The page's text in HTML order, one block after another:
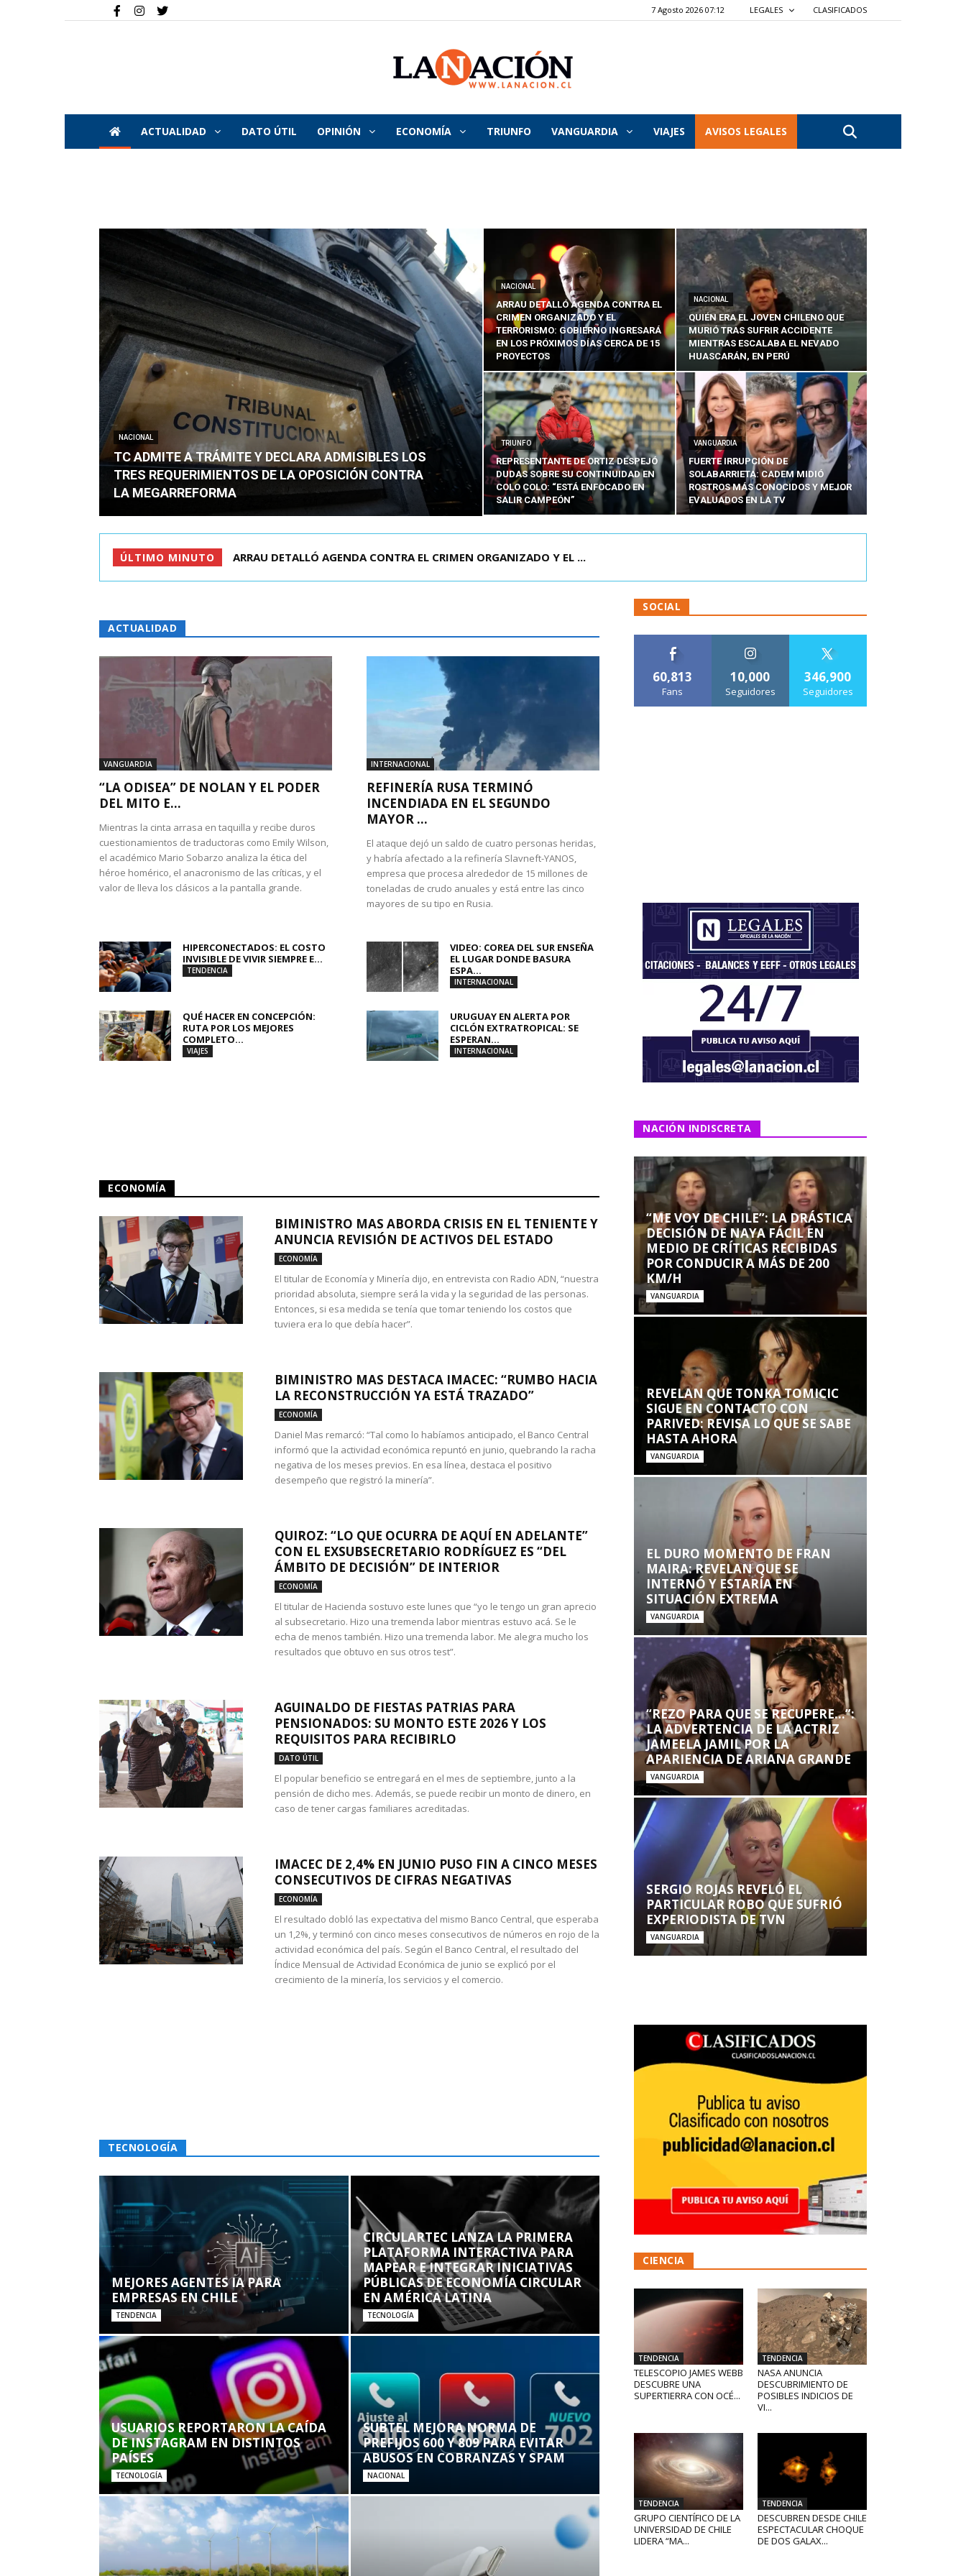
7 Agosto 2026 07:12 LEGALES CLASIFICADOS
La
Nación
ACTUALIDAD DATO ÚTIL OPINIÓN ECONOMÍA TRIUNFO VANGUARDIA VIAJES AVISOS LEGALES
NACIONAL
TC ADMITE A TRÁMITE Y DECLARA ADMISIBLES LOS
TRES REQUERIMIENTOS DE LA OPOSICIÓN CONTRA
LA MEGARREFORMA
NACIONAL
ARRAU DETALLÓ AGENDA CONTRA EL
CRIMEN ORGANIZADO Y EL
TERRORISMO: GOBIERNO INGRESARÁ
EN LOS PRÓXIMOS DÍAS CERCA DE 15
PROYECTOS
NACIONAL
QUIÉN ERA EL JOVEN CHILENO QUE
MURIÓ TRAS SUFRIR ACCIDENTE
MIENTRAS ESCALABA EL NEVADO
HUASCARÁN, EN PERÚ
TRIUNFO
REPRESENTANTE DE ORTIZ DESPEJÓ
DUDAS SOBRE SU CONTINUIDAD EN
COLO COLO: “ESTÁ ENFOCADO EN
SALIR CAMPEÓN”
VANGUARDIA
FUERTE IRRUPCIÓN DE
SOLABARRIETA: CADEM MIDIÓ
ROSTROS MÁS CONOCIDOS Y MEJOR
EVALUADOS EN LA TV
ÚLTIMO MINUTO QUIÉN ERA EL JOVEN CHILENO QUE MURIÓ TRAS SUFRIR ACCID...
ACTUALIDAD
VANGUARDIA
“LA ODISEA” DE NOLAN Y EL PODER
DEL MITO E...
Mientras la cinta arrasa en taquilla y recibe duros
cuestionamientos de traductoras como Emily Wilson,
el académico Mario Sobarzo analiza la ética del
héroe homérico, el anacronismo de las críticas, y el
valor de lleva los clásicos a la pantalla grande.
INTERNACIONAL
REFINERÍA RUSA TERMINÓ
INCENDIADA EN EL SEGUNDO
MAYOR ...
El ataque dejó un saldo de cuatro personas heridas,
y habría afectado a la refinería Slavneft-YANOS,
empresa que procesa alrededor de 15 millones de
toneladas de crudo anuales y está entre las cinco
mayores de su tipo en Rusia.
HIPERCONECTADOS: EL COSTO
INVISIBLE DE VIVIR SIEMPRE E...
TENDENCIA
VIDEO: COREA DEL SUR ENSEÑA
EL LUGAR DONDE BASURA
ESPA...
INTERNACIONAL
QUÉ HACER EN CONCEPCIÓN:
RUTA POR LOS MEJORES
COMPLETO...
VIAJES
URUGUAY EN ALERTA POR
CICLÓN EXTRATROPICAL: SE
ESPERAN...
INTERNACIONAL
ECONOMÍA
BIMINISTRO MAS ABORDA CRISIS EN EL TENIENTE Y
ANUNCIA REVISIÓN DE ACTIVOS DEL ESTADO
ECONOMÍA
El titular de Economía y Minería dijo, en entrevista con Radio ADN, “nuestra
prioridad absoluta, siempre será la vida y la seguridad de las personas.
Entonces, si esa medida se tenía que tomar teniendo los costos que
tuviera era lo que debía hacer”.
BIMINISTRO MAS DESTACA IMACEC: “RUMBO HACIA
LA RECONSTRUCCIÓN YA ESTÁ TRAZADO”
ECONOMÍA
Daniel Mas remarcó: “Tal como lo habíamos anticipado, el Banco Central
informó que la actividad económica repuntó en junio, quebrando la racha
negativa de los meses previos. En esa línea, destaca el positivo
desempeño que registró la minería”.
QUIROZ: “LO QUE OCURRA DE AQUÍ EN ADELANTE”
CON EL EXSUBSECRETARIO RODRÍGUEZ ES “DEL
ÁMBITO DE DECISIÓN” DE INTERIOR
ECONOMÍA
El titular de Hacienda sostuvo este lunes que “yo le tengo un gran aprecio
al subsecretario. Hizo una tremenda labor mientras estuvo acá. Se le
echa de menos también. Hizo una tremenda labor. Me alegra mucho los
resultados que obtuvo en sus otros test”.
AGUINALDO DE FIESTAS PATRIAS PARA
PENSIONADOS: SU MONTO ESTE 2026 Y LOS
REQUISITOS PARA RECIBIRLO
DATO ÚTIL
El popular beneficio se entregará en el mes de septiembre, junto a la
pensión de dicho mes. Además, se puede recibir un monto de dinero, en
caso de tener cargas familiares acreditadas.
IMACEC DE 2,4% EN JUNIO PUSO FIN A CINCO MESES
CONSECUTIVOS DE CIFRAS NEGATIVAS
ECONOMÍA
El resultado dobló las expectativa del mismo Banco Central, que esperaba
un 1,2%, y terminó con cinco meses consecutivos de números en rojo de la
actividad económica del país. Según el Banco Central, el resultado del
Índice Mensual de Actividad Económica de junio se explicó por el
crecimiento de la minería, los servicios y el comercio.
TECNOLOGÍA
MEJORES AGENTES IA PARA
EMPRESAS EN CHILE
TENDENCIA
CIRCULARTEC LANZA LA PRIMERA
PLATAFORMA INTERACTIVA PARA
MAPEAR E INTEGRAR INICIATIVAS
PÚBLICAS DE ECONOMÍA CIRCULAR
EN AMÉRICA LATINA
TECNOLOGÍA
USUARIOS REPORTARON LA CAÍDA
DE INSTAGRAM EN DISTINTOS
PAÍSES
TECNOLOGÍA
SUBTEL MEJORA NORMA DE
PREFIJOS 600 Y 809 PARA EVITAR
ABUSOS EN COBRANZAS Y SPAM
NACIONAL
SOCIAL
60,813
Fans
10,000
Seguidores
346,900
Seguidores
NACIÓN INDISCRETA
“ME VOY DE CHILE”: LA DRÁSTICA
DECISIÓN DE NAYA FÁCIL EN
MEDIO DE CRÍTICAS RECIBIDAS
POR CONDUCIR A MÁS DE 200
KM/H
VANGUARDIA
REVELAN QUE TONKA TOMICIC
SIGUE EN CONTACTO CON
PARIVED: REVISA LO QUE SE SABE
HASTA AHORA
VANGUARDIA
EL DURO MOMENTO DE FRAN
MAIRA: REVELAN QUE SE
INTERNÓ Y ESTARÍA EN
SITUACIÓN EXTREMA
VANGUARDIA
“REZO PARA QUE SE RECUPERE…”:
LA ADVERTENCIA DE LA ACTRIZ
JAMEELA JAMIL POR LA
APARIENCIA DE ARIANA GRANDE
VANGUARDIA
SERGIO ROJAS REVELÓ EL
PARTICULAR ROBO QUE SUFRIÓ
EXPERIODISTA DE TVN
VANGUARDIA
CIENCIA
TENDENCIA
TELESCOPIO JAMES WEBB
DESCUBRE UNA
SUPERTIERRA CON OCÉ...
TENDENCIA
NASA ANUNCIA
DESCUBRIMIENTO DE
POSIBLES INDICIOS DE
VI...
TENDENCIA
GRUPO CIENTÍFICO DE LA
UNIVERSIDAD DE CHILE
LIDERA “MA...
TENDENCIA
DESCUBREN DESDE CHILE
ESPECTACULAR CHOQUE
DE DOS GALAX...